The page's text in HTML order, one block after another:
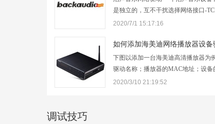
是独立的，互不干扰选择网络接口-
统-右边选择泊声如果在这一步IP和ID
上的数据填写即可,这里填写的和官方
2020/7/1 15:17:16
如何添加海美迪网络播放器设备
下图以添加一台海美迪高清播放器为
驱动名称；播放器的MAC地址；设备
IP地址，如果局域网为DHCP，请在
2020/3/10 21:19:52
调试技巧